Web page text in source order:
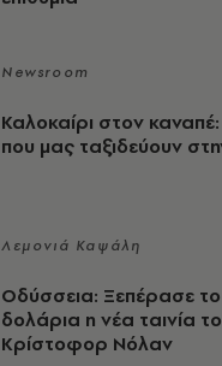
Newsroom
Καλοκαίρι στον καναπέ:
που μας ταξιδεύουν
Λεμονιά Καψάλη
Οδύσσεια: Ξεπέρασε το
δολάρια η νέα ταινία
Κρίστοφορ Νόλαν